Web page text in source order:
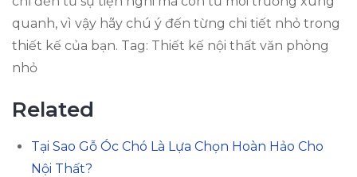
quanh, vì vậy hãy chú ý đến từng chi tiết nhỏ trong
thiết kế của bạn. Tag: Thiết kế nội thất văn phòng
nhỏ
Related
Tại Sao Gỗ Óc Chó Là Lựa Chọn Hoàn Hảo Cho
Nội Thất?